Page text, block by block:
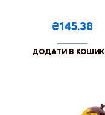
₴145.38
ДОДАТИ В КОШИК